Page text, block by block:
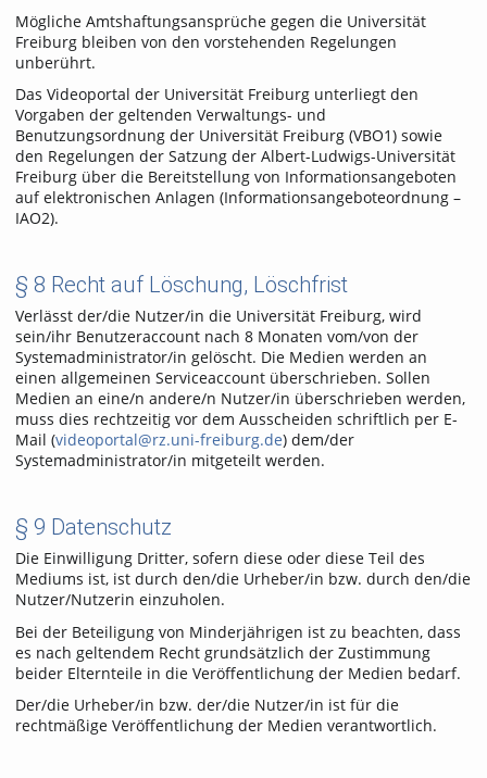
Mögliche Amtshaftungsansprüche gegen die Universität
Freiburg bleiben von den vorstehenden Regelungen
unberührt.
Das Videoportal der Universität Freiburg unterliegt den
Vorgaben der geltenden Verwaltungs- und
Benutzungsordnung der Universität Freiburg (VBO1) sowie
den Regelungen der Satzung der Albert-Ludwigs-Universität
Freiburg über die Bereitstellung von Informationsangeboten
auf elektronischen Anlagen (Informationsangeboteordnung –
IAO2).
§ 8 Recht auf Löschung, Löschfrist
Verlässt der/die Nutzer/in die Universität Freiburg, wird
sein/ihr Benutzeraccount nach 8 Monaten vom/von der
Systemadministrator/in gelöscht. Die Medien werden an
einen allgemeinen Serviceaccount überschrieben. Sollen
Medien an eine/n andere/n Nutzer/in überschrieben werden,
muss dies rechtzeitig vor dem Ausscheiden schriftlich per E-
Mail (videoportal@rz.uni-freiburg.de) dem/der
Systemadministrator/in mitgeteilt werden.
§ 9 Datenschutz
Die Einwilligung Dritter, sofern diese oder diese Teil des
Mediums ist, ist durch den/die Urheber/in bzw. durch den/die
Nutzer/Nutzerin einzuholen.
Bei der Beteiligung von Minderjährigen ist zu beachten, dass
es nach geltendem Recht grundsätzlich der Zustimmung
beider Elternteile in die Veröffentlichung der Medien bedarf.
Der/die Urheber/in bzw. der/die Nutzer/in ist für die
rechtmäßige Veröffentlichung der Medien verantwortlich.